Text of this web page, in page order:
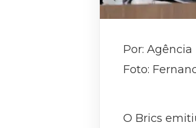
Por: Agência
Foto:
O Brics